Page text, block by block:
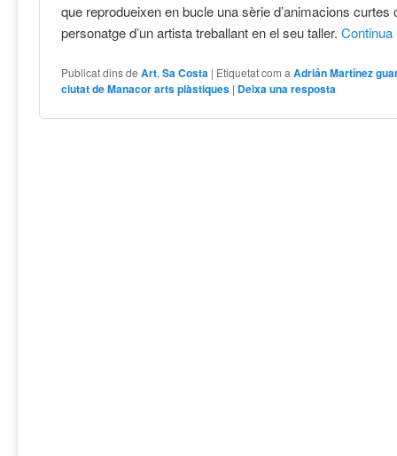
que reprodueixen en bucle una sèrie d’animacions curtes
personatge d’un artista treballant en el seu taller.Continua
Publicat dins de Art,Sa Costa | Etiquetat com a Adrián Martínez
ciutat de Manacor arts plàstiques | Deixa una resposta